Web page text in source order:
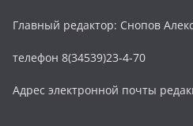
Главный редактор: Снопов
телефон 8(34539)23-4-70
Адрес электронной почты